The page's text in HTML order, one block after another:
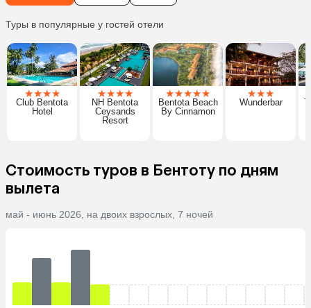
Туры в популярные у гостей отели
★★★★
Club Bentota
Hotel
★★★★
NH Bentota
Ceysands
Resort
★★★★★
Bentota Beach
By Cinnamon
★★★
Wunderbar
Стоимость туров в Бентоту по дням
вылета
май - июнь 2026, на двоих взрослых, 7 ночей